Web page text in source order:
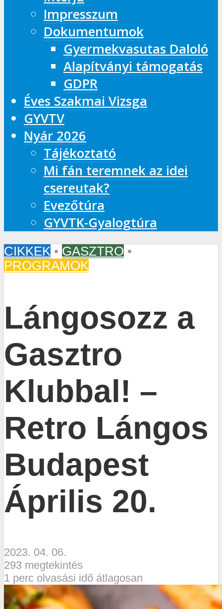
Impresszum
Dokumentumok
Gyermekvasutas Daloló
Alapítványi támogatás
GDPR
Éves Szakmai Vizsga
GYVTV
Nyár 2026
Tájékoztató
Mi fán teremnek az idei
csereutak?
Evezőtúra
GYVTK-Gyalogtúra
CIKKEK • GASZTRO •
PROGRAMOK
Lángosozz a
Gasztro
Klubbal! –
Retro Lángos
Budapest
Április 20.
2023. 04. 06.
293 megtekintés
1 perc olvasási idő átlagosan